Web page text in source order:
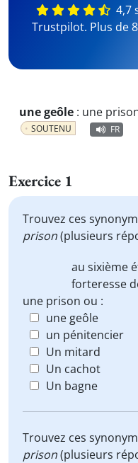
4,7
Trustpilot. Plus de
une geôle : une
SOUTENU FR
Exercice 1
Trouvez ces
prison(plusieurs
au sixième
forteresse
une prison ou :
une geôle
un pénitencier
Un mitard
Un cachot
Un bagne
Trouvez ces
prison(plusieurs